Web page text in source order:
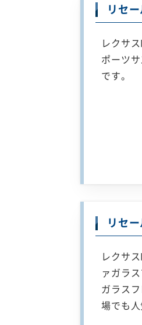
リセ
レクサ
ポーツ
です。
リセ
レクサ
ァガラ
ガラス
場でも